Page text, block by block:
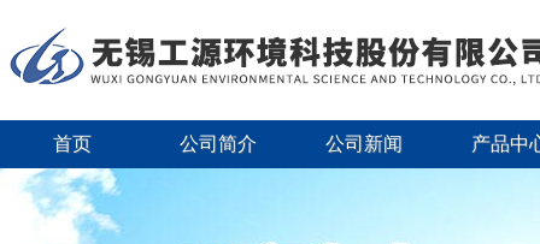
首页 公司简介 公司新闻 产品中